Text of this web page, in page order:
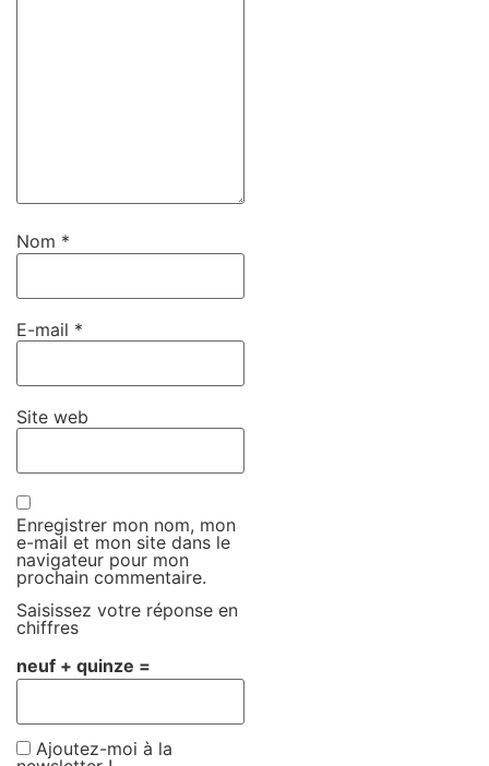
Nom *
E-mail *
Site web
Enregistrer mon nom, mon
e-mail et mon site dans le
navigateur pour mon
prochain commentaire.
Saisissez votre réponse en
chiffres
neuf + quinze =
Ajoutez-moi à la